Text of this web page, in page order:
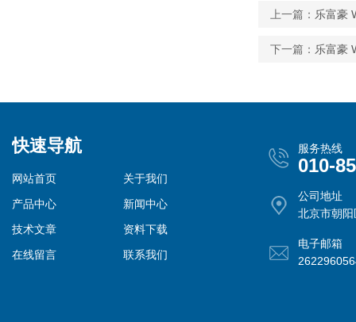
上一篇： 乐富豪
下一篇： 乐富豪
快速导航
网站首页
关于我们
产品中心
新闻中心
技术文章
资料下载
在线留言
联系我们
服务热线
010-
公司地址
北京市朝
电子邮箱